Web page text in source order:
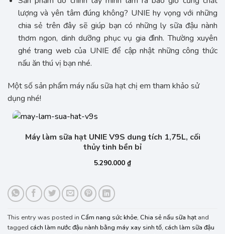
lượng và yên tâm đúng không? UNIE hy vọng với những
chia sẻ trên đây sẽ giúp bạn có những ly sữa đậu nành
thơm ngon, dinh dưỡng phục vụ gia đình. Thường xuyên
ghé trang web của UNIE để cập nhật những công thức
nấu ăn thú vị bạn nhé.
Một số sản phẩm máy nấu sữa hạt chị em tham khảo sử
dụng nhé!
Máy làm sữa hạt UNIE V9S dung tích 1,75L, cối
thủy tinh bền bỉ
5.290.000 ₫
This entry was posted in Cẩm nang sức khỏe, Chia sẻ nấu sữa hạtand
tagged cách làm nước đậu nành bằng máy xay sinh tố, cách làm sữa đậu